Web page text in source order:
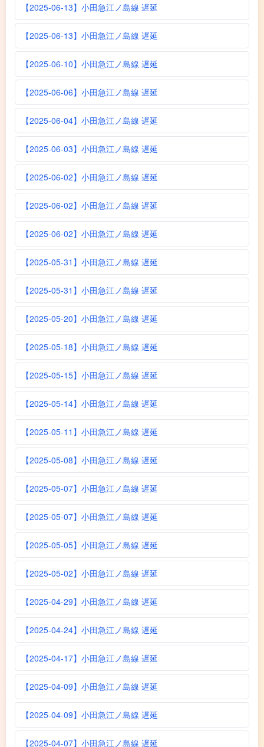
【2025-06-13】小田急江ノ島線 遅延
【2025-06-13】小田急江ノ島線 遅延
【2025-06-10】小田急江ノ島線 遅延
【2025-06-06】小田急江ノ島線 遅延
【2025-06-04】小田急江ノ島線 遅延
【2025-06-03】小田急江ノ島線 遅延
【2025-06-02】小田急江ノ島線 遅延
【2025-06-02】小田急江ノ島線 遅延
【2025-06-02】小田急江ノ島線 遅延
【2025-05-31】小田急江ノ島線 遅延
【2025-05-31】小田急江ノ島線 遅延
【2025-05-20】小田急江ノ島線 遅延
【2025-05-18】小田急江ノ島線 遅延
【2025-05-15】小田急江ノ島線 遅延
【2025-05-14】小田急江ノ島線 遅延
【2025-05-11】小田急江ノ島線 遅延
【2025-05-08】小田急江ノ島線 遅延
【2025-05-07】小田急江ノ島線 遅延
【2025-05-07】小田急江ノ島線 遅延
【2025-05-05】小田急江ノ島線 遅延
【2025-05-02】小田急江ノ島線 遅延
【2025-04-29】小田急江ノ島線 遅延
【2025-04-24】小田急江ノ島線 遅延
【2025-04-17】小田急江ノ島線 遅延
【2025-04-09】小田急江ノ島線 遅延
【2025-04-09】小田急江ノ島線 遅延
【2025-04-07】小田急江ノ島線 遅延